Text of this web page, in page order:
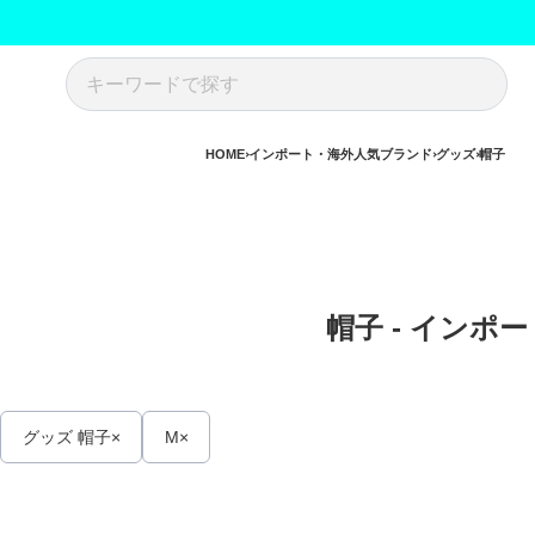
HOME インポート・海外人気ブランド グッズ 帽子
帽子 - インポ
グッズ 帽子 M